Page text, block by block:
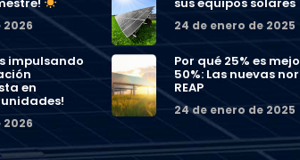
2026
impulsando
en
2026
24 de enero de 2025
Por qué 25% es
50%: Las nuevas
REAP
24 de enero de 2025